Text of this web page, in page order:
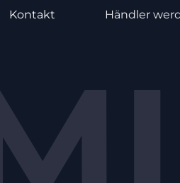
Kontakt Händler